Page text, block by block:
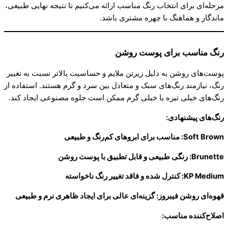
مرحله‌ای برای انتخاب رنگ مناسب ارائه می‌کنیم تا نتیجه نهایی طبیعی،
ماندگار و هماهنگ با چهره مشتری باشد.
رنگ مناسب برای پوست روشن
پوست‌های روشن به دلیل زیرتن ملایم و حساسیت بالاتر نسبت به تغییر
رنگ، نیازمند رنگ‌های سبک و متعادل بین سرد و گرم هستند. استفاده از
رنگ‌های خیلی تیره یا خیلی گرم ممکن است جلوه مصنوعی ایجاد کند.
رنگ‌های پیشنهادی:
Soft Brown: مناسب برای ابروهای کم‌رنگ و طبیعی
Brunette: رنگی طبیعی و قابل تطبیق با پوست روشن
KP Medium: کنترل شده و فاقد تغییر رنگ ناخواسته
قهوه‌ای روشن فیبروز: گزینه‌ای عالی برای ایجاد ظاهری نرم و طبیعی
اصلاح‌کننده مناسب: